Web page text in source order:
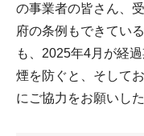
の事業者の皆さん、
府の条例もできてい
も、2025年4月が経
煙を防ぐと、そして
にご協力をお願いし